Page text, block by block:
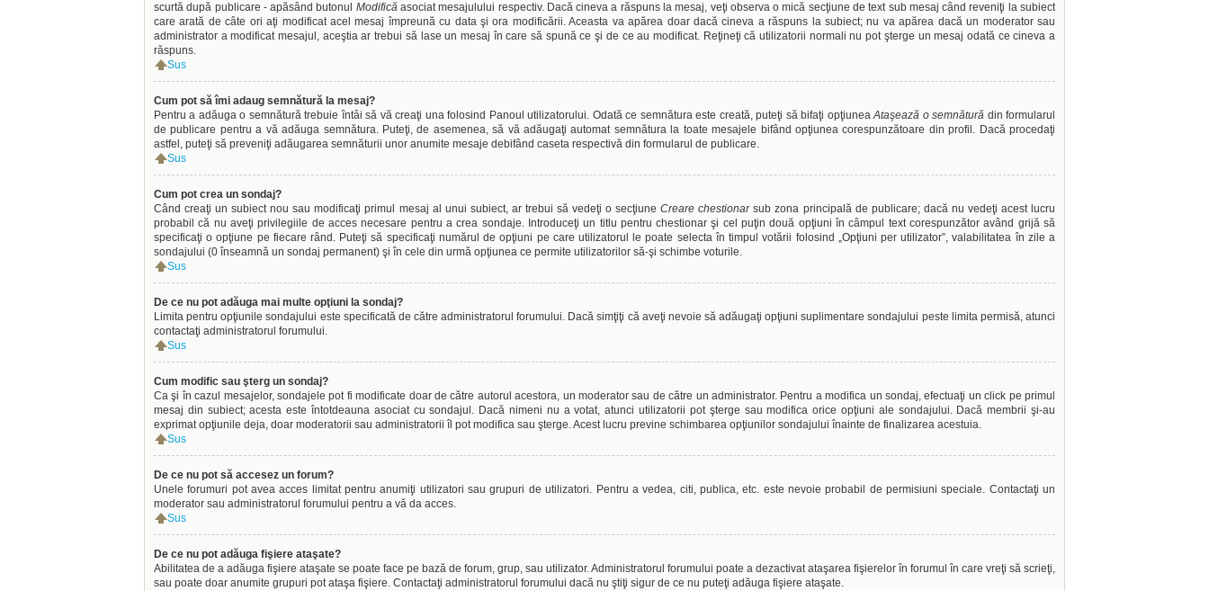
scurtă după publicare - apăsând butonul Modificăasociat mesajulului respectiv. Dacă cineva a răspuns la mesaj, veţi observa o mică secţiune de text sub mesaj când reveniţi la subiect
care arată de câte ori aţi modificat acel mesaj împreună cu data şi ora modificării. Aceasta va apărea doar dacă cineva a răspuns la subiect; nu va apărea dacă un moderator sau
administrator a modificat mesajul, aceştia ar trebui să lase un mesaj în care să spună ce şi de ce au modificat. Reţineţi că utilizatorii normali nu pot şterge un mesaj odată ce cineva a
răspuns.
Sus
Cum pot să îmi adaug semnătură la mesaj?
Pentru a adăuga o semnătură trebuie întâi să vă creaţi una folosind Panoul utilizatorului. Odată ce semnătura este creată, puteţi să bifaţi opţiuneaAtaşează o semnătură din formularul
de publicare pentru a vă adăuga semnătura. Puteţi, de asemenea, să vă adăugaţi automat semnătura la toate mesajele bifând opţiunea corespunzătoare din profil. Dacă procedaţi
astfel, puteţi să preveniţi adăugarea semnăturii unor anumite mesaje debifând caseta respectivă din formularul de publicare.
Sus
Cum pot crea un sondaj?
Când creaţi un subiect nou sau modificaţi primul mesaj al unui subiect, ar trebui să vedeţi o secţiuneCreare chestionarsub zona principală de publicare; dacă nu vedeţi acest lucru
probabil că nu aveţi privilegiile de acces necesare pentru a crea sondaje. Introduceţi un titlu pentru chestionar şi cel puţin două opţiuni în câmpul text corespunzător având grijă să
specificaţi o opţiune pe fiecare rând. Puteţi să specificaţi numărul de opţiuni pe care utilizatorul le poate selecta în timpul votării folosind „Opţiuni per utilizator”, valabilitatea în zile a
sondajului (0 înseamnă un sondaj permanent) şi în cele din urmă opţiunea ce permite utilizatorilor să-şi schimbe voturile.
Sus
De ce nu pot adăuga mai multe opţiuni la sondaj?
Limita pentru opţiunile sondajului este specificată de către administratorul forumului. Dacă simţiţi că aveţi nevoie să adăugaţi opţiuni suplimentare sondajului peste limita permisă, atunci
contactaţi administratorul forumului.
Sus
Cum modific sau şterg un sondaj?
Ca şi în cazul mesajelor, sondajele pot fi modificate doar de către autorul acestora, un moderator sau de către un administrator. Pentru a modifica un sondaj, efectuaţi un click pe primul
mesaj din subiect; acesta este întotdeauna asociat cu sondajul. Dacă nimeni nu a votat, atunci utilizatorii pot şterge sau modifica orice opţiuni ale sondajului. Dacă membrii şi-au
exprimat opţiunile deja, doar moderatorii sau administratorii îl pot modifica sau şterge. Acest lucru previne schimbarea opţiunilor sondajului înainte de finalizarea acestuia.
Sus
De ce nu pot să accesez un forum?
Unele forumuri pot avea acces limitat pentru anumiţi utilizatori sau grupuri de utilizatori. Pentru a vedea, citi, publica, etc. este nevoie probabil de permisiuni speciale. Contactaţi un
moderator sau administratorul forumului pentru a vă da acces.
Sus
De ce nu pot adăuga fişiere ataşate?
Abilitatea de a adăuga fişiere ataşate se poate face pe bază de forum, grup, sau utilizator. Administratorul forumului poate a dezactivat ataşarea fişierelor în forumul în care vreţi să scrieţi,
sau poate doar anumite grupuri pot ataşa fişiere. Contactaţi administratorul forumului dacă nu ştiţi sigur de ce nu puteţi adăuga fişiere ataşate.